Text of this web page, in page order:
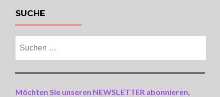
SUCHE
nach:
Möchten Sie unseren NEWSLETTER abonnieren,